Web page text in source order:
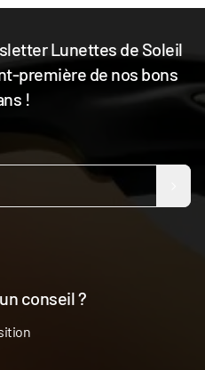
Lunettes de Soleil
première de nos bons
!
conseil ?